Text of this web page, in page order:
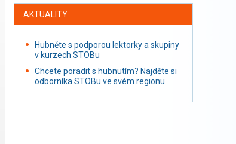
AKTUALITY
Hubněte s podporou lektorky a skupiny
v kurzech STOBu
Chcete poradit s hubnutím? Najděte si
odborníka STOBu ve svém regionu